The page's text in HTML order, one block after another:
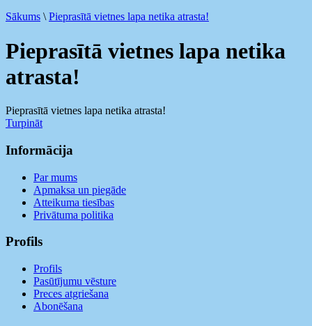
Sākums \ Pieprasītā vietnes lapa netika atrasta!
Pieprasītā vietnes lapa netika
atrasta!
Pieprasītā vietnes lapa netika atrasta!
Turpināt
Informācija
Par mums
Apmaksa un piegāde
Atteikuma tiesības
Privātuma politika
Profils
Profils
Pasūtījumu vēsture
Preces atgriešana
Abonēšana